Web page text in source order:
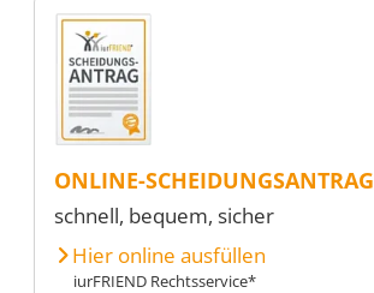
ONLINE-SCHEIDUNGSANTRAG
schnell, bequem, sicher
Hier online ausfüllen
iurFRIEND Rechtsservice*